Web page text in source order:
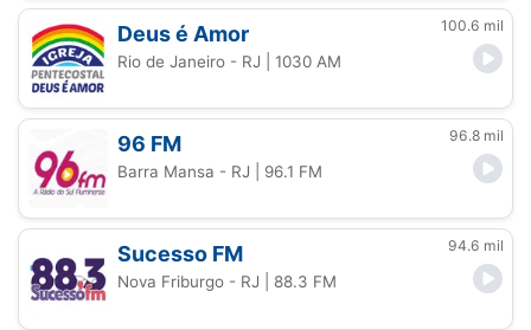
Deus é Amor 100.6 mil
Rio de Janeiro - RJ | 1030 AM
96 FM 96.8 mil
Barra Mansa - RJ | 96.1 FM
Sucesso FM 94.6 mil
Nova Friburgo - RJ | 88.3 FM